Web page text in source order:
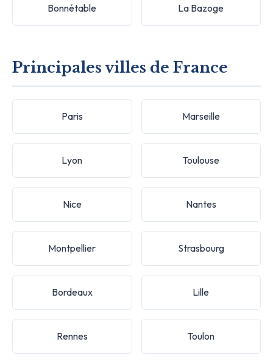
Bonnétable La Bazoge
Principales villes de France
Paris Marseille
Lyon Toulouse
Nice Nantes
Montpellier Strasbourg
Bordeaux Lille
Rennes Toulon